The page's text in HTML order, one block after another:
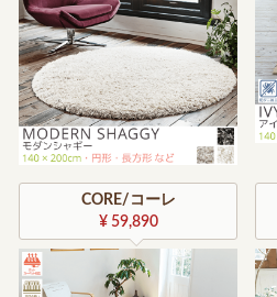
CORE/コーレ
¥ 59,890